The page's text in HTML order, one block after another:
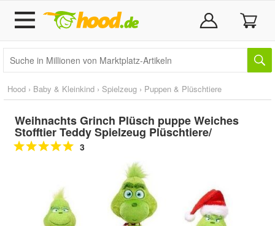
Hood › Baby & Kleinkind › Spielzeug › Puppen & Plüschtiere
Weihnachts Grinch Plüsch puppe Weiches
Stofftier Teddy Spielzeug Plüschtiere/
3